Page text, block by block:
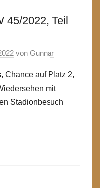
45/2022, Teil
von Gunnar
Chance auf Platz 2,
mit
Stadionbesuch